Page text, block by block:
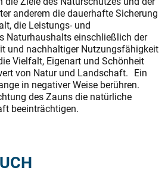
anderem die dauerhafte Sicherung
die Leistungs- und
Naturhaushalts einschließlich der
und nachhaltiger Nutzungsfähigkeit
Vielfalt, Eigenart und Schönheit
von Natur und Landschaft. Ein
in negativer Weise berühren.
des Zauns die natürliche
beeinträchtigen.